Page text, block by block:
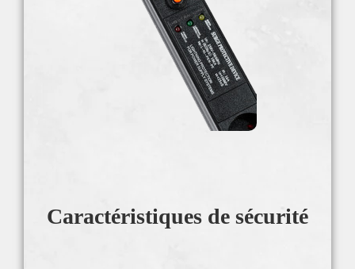
Caractéristiques de sécurité